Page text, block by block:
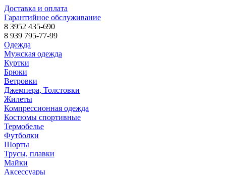
Доставка и оплата
Гарантийное обслуживание
8 3952 435-690
8 939 795-77-99
Одежда
Мужская одежда
Куртки
Брюки
Ветровки
Джемпера, Толстовки
Жилеты
Компрессионная одежда
Костюмы спортивные
Термобелье
Футболки
Шорты
Трусы, плавки
Майки
Аксессуары